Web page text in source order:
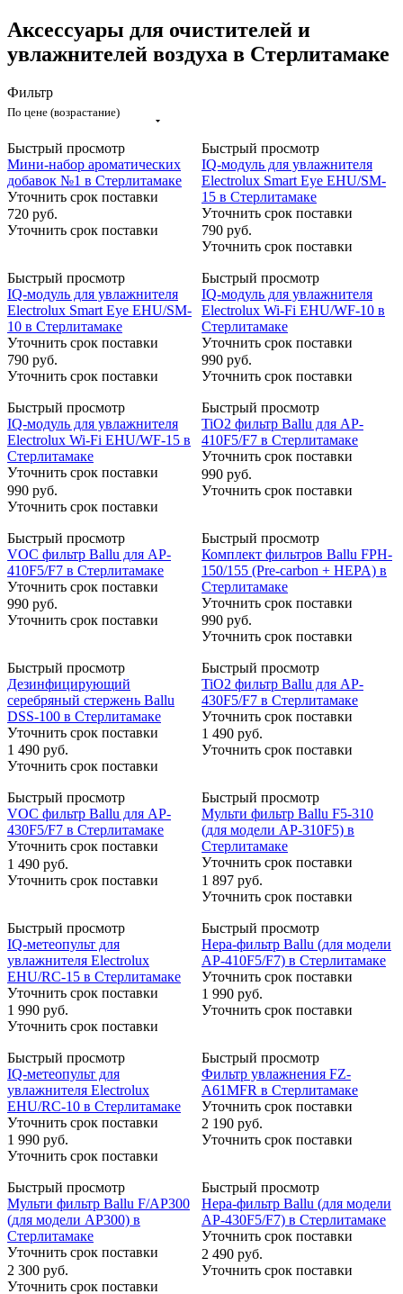
Аксессуары для очистителей и
увлажнителей воздуха в Стерлитамаке
Фильтр
По цене (возрастание)
Быстрый просмотр
Мини-набор ароматических
добавок №1 в Стерлитамаке
Уточнить срок поставки
720 руб.
Уточнить срок поставки
Быстрый просмотр
IQ-модуль для увлажнителя
Electrolux Smart Eye EHU/SM-
15 в Стерлитамаке
Уточнить срок поставки
790 руб.
Уточнить срок поставки
Быстрый просмотр
IQ-модуль для увлажнителя
Electrolux Smart Eye EHU/SM-
10 в Стерлитамаке
Уточнить срок поставки
790 руб.
Уточнить срок поставки
Быстрый просмотр
IQ-модуль для увлажнителя
Electrolux Wi-Fi EHU/WF-10 в
Стерлитамаке
Уточнить срок поставки
990 руб.
Уточнить срок поставки
Быстрый просмотр
IQ-модуль для увлажнителя
Electrolux Wi-Fi EHU/WF-15 в
Стерлитамаке
Уточнить срок поставки
990 руб.
Уточнить срок поставки
Быстрый просмотр
TiO2 фильтр Ballu для AP-
410F5/F7 в Стерлитамаке
Уточнить срок поставки
990 руб.
Уточнить срок поставки
Быстрый просмотр
VOC фильтр Ballu для AP-
410F5/F7 в Стерлитамаке
Уточнить срок поставки
990 руб.
Уточнить срок поставки
Быстрый просмотр
Комплект фильтров Ballu FРH-
150/155 (Pre-carbon + HEPA) в
Стерлитамаке
Уточнить срок поставки
990 руб.
Уточнить срок поставки
Быстрый просмотр
Дезинфицирующий
серебряный стержень Ballu
DSS-100 в Стерлитамаке
Уточнить срок поставки
1 490 руб.
Уточнить срок поставки
Быстрый просмотр
TiO2 фильтр Ballu для AP-
430F5/F7 в Стерлитамаке
Уточнить срок поставки
1 490 руб.
Уточнить срок поставки
Быстрый просмотр
VOC фильтр Ballu для AP-
430F5/F7 в Стерлитамаке
Уточнить срок поставки
1 490 руб.
Уточнить срок поставки
Быстрый просмотр
Мульти фильтр Ballu F5-310
(для модели AP-310F5) в
Стерлитамаке
Уточнить срок поставки
1 897 руб.
Уточнить срок поставки
Быстрый просмотр
IQ-метеопульт для
увлажнителя Electrolux
EHU/RC-15 в Стерлитамаке
Уточнить срок поставки
1 990 руб.
Уточнить срок поставки
Быстрый просмотр
Hepa-фильтр Ballu (для модели
AP-410F5/F7) в Стерлитамаке
Уточнить срок поставки
1 990 руб.
Уточнить срок поставки
Быстрый просмотр
IQ-метеопульт для
увлажнителя Electrolux
EHU/RC-10 в Стерлитамаке
Уточнить срок поставки
1 990 руб.
Уточнить срок поставки
Быстрый просмотр
Фильтр увлажнения FZ-
A61MFR в Стерлитамаке
Уточнить срок поставки
2 190 руб.
Уточнить срок поставки
Быстрый просмотр
Мульти фильтр Ballu F/AP300
(для модели AP300) в
Стерлитамаке
Уточнить срок поставки
2 300 руб.
Уточнить срок поставки
Быстрый просмотр
Hepa-фильтр Ballu (для модели
AP-430F5/F7) в Стерлитамаке
Уточнить срок поставки
2 490 руб.
Уточнить срок поставки